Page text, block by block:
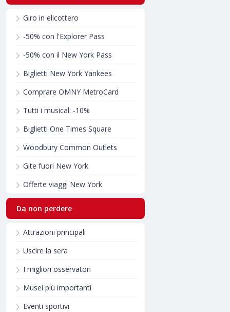
Giro in elicottero
-50% con l'Explorer Pass
-50% con il New York Pass
Biglietti New York Yankees
Comprare OMNY MetroCard
Tutti i musical: -10%
Biglietti One Times Square
Woodbury Common Outlets
Gite fuori New York
Offerte viaggi New York
Da non perdere
Attrazioni principali
Uscire la sera
I migliori osservatori
Musei più importanti
Eventi sportivi